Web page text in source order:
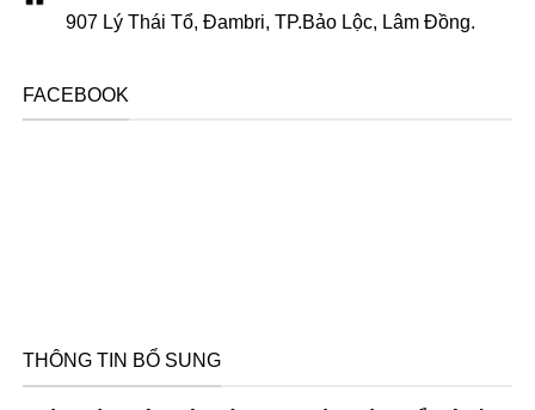
907 Lý Thái Tổ, Đambri, TP.Bảo Lộc, Lâm Đồng.
FACEBOOK
THÔNG TIN BỔ SUNG